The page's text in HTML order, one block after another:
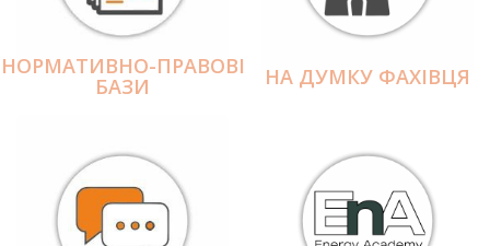
НОРМАТИВНО-ПРАВОВІ
БАЗИ НА ДУМКУ ФАХІВЦЯ